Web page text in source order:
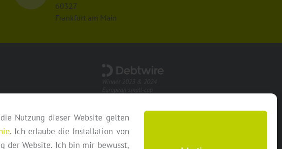
Nutzung dieser Website gelten
. Ich erlaube die Installation von
der Website. Ich bin mir bewusst,
60327
Frankfurt am Main
Nutzungsbedingungen Partner LoginCookie-Richtlinie